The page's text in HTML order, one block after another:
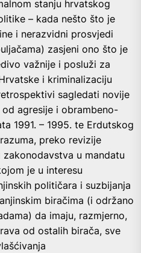
stanju hrvatskog
– kada nešto što je
i nerazvidni prosvjedi
zasjeni ono što je
važnije i posluži za
i kriminalizaciju
sagledati novije
agresije i obrambeno-
1991. – 1995. te Erdutskog
preko revizije
u mandatu
je u interesu
političara i suzbijanja
biračima (i održano
da imaju, razmjerno,
od ostalih birača, sve